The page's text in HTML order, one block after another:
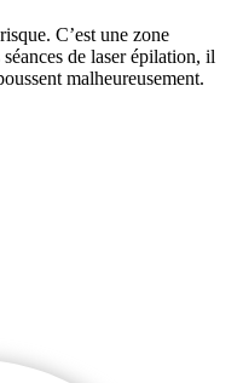
C’est une zone
de laser épilation, il
malheureusement.